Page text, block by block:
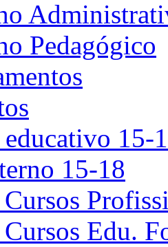
Pedagógico
15-
15-18
Edu.